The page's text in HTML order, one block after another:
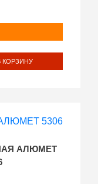
КОРЗИНУ
АЛЮМЕТ